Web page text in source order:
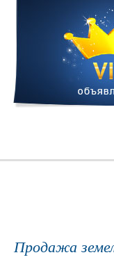
Продажа